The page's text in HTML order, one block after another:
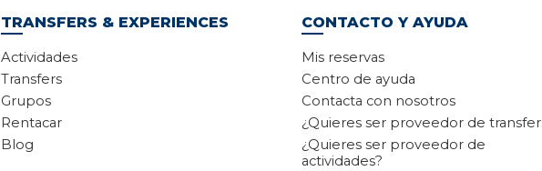
TRANSFERS & EXPERIENCES
Actividades
Transfers
Grupos
Rentacar
Blog
CONTACTO Y AYUDA
Mis reservas
Centro de ayuda
Contacta con nosotros
¿Quieres ser proveedor de
¿Quieres ser proveedor de
actividades?